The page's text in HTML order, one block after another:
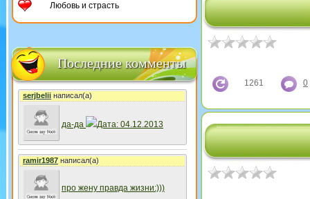
Любовь и страсть
Последние комменты
serjbeliiнаписал(а)
да-да Дата: 04.12.2013
ramir1987написал(а)
про жену правда жизни:)))
1261 0